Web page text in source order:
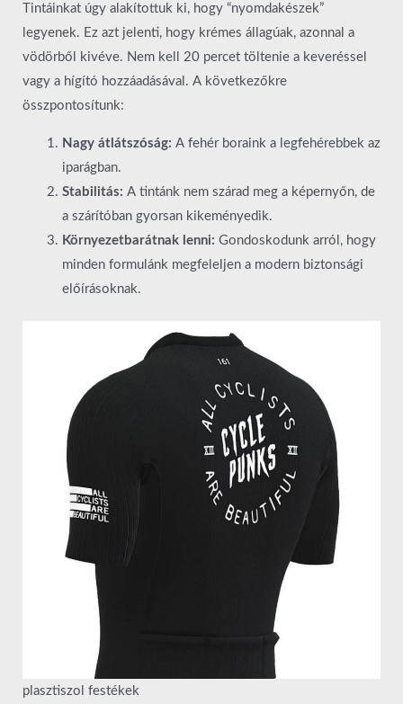
Tintáinkat úgy alakítottuk ki, hogy “nyomdakészek”
legyenek. Ez azt jelenti, hogy krémes állagúak, azonnal a
vödörből kivéve. Nem kell 20 percet töltenie a keveréssel
vagy a hígító hozzáadásával. A következőkre
összpontosítunk:
Nagy átlátszóság: A fehér boraink a legfehérebbek az
iparágban.
Stabilitás: A tintánk nem szárad meg a képernyőn, de
a szárítóban gyorsan kikeményedik.
Környezetbarátnak lenni: Gondoskodunk arról, hogy
minden formulánk megfeleljen a modern biztonsági
előírásoknak.
plasztiszol festékek